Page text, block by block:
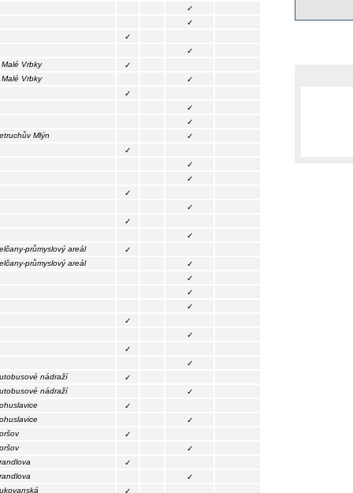
✓
✓
✓
✓
Malé Vrbky
✓
Malé Vrbky
✓
✓
✓
✓
Mlýn
✓
✓
✓
✓
✓
✓
✓
✓
průmyslový areál
✓
průmyslový areál
✓
✓
✓
✓
✓
✓
✓
✓
nádraží
✓
nádraží
✓
✓
✓
✓
✓
✓
✓
✓